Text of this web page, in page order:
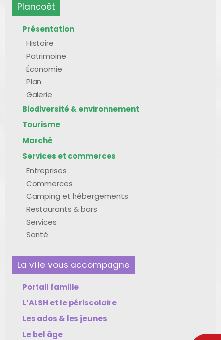
Plancoët
Présentation
Histoire
Patrimoine
Économie
Plan
Galerie
Biodiversité & environnement
Tourisme
Marché
Services et commerces
Entreprises
Commerces
Camping et hébergements
Restaurants & bars
Services
Santé
La ville vous accompagne
Portail famille
L’ALSH et le périscolaire
Les ados & les jeunes
Le bel âge